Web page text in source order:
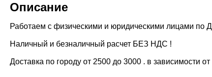
Описание
Работаем с физическими и юридическими лицами по
Наличный и безналичный расчет БЕЗ НДС !
Доставка по городу от 2500 до 3000 . в зависимости